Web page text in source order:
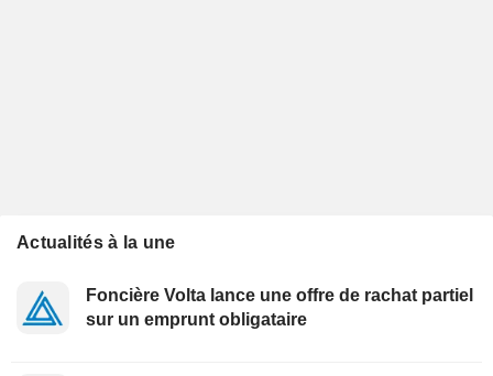
Actualités à la une
Foncière Volta lance une offre de rachat partiel
sur un emprunt obligataire